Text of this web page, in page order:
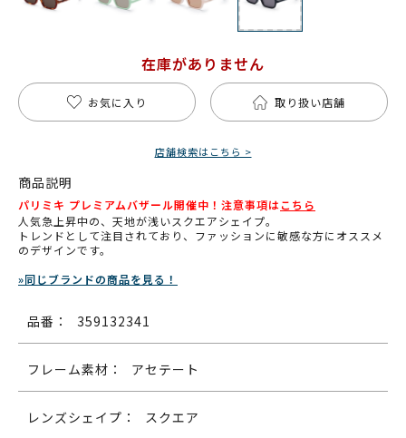
在庫がありません
お気に入り 取り扱い店舗
店舗検索はこちら >
商品説明
パリミキ プレミアムバザール開催中！注意事項はこちら
人気急上昇中の、天地が浅いスクエアシェイプ。
トレンドとして注目されており、ファッションに敏感な方にオススメ
のデザインです。
»同じブランドの商品を見る！
品番： 359132341
フレーム素材： アセテート
レンズシェイプ： スクエア